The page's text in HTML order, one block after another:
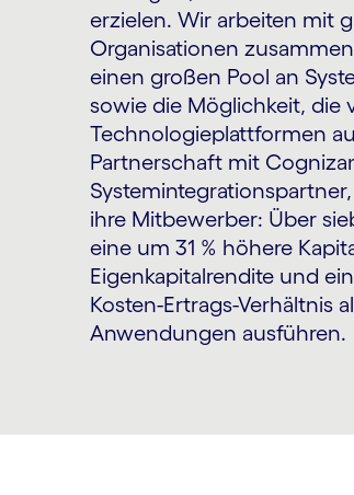
erzielen. Wir arbeiten mit
Organisationen
einen großen Pool an
sowie die Möglichkeit, die
Technologieplattformen
Partnerschaft mit
ihre Mitbewerber: Über
eine um 31 % höhere
Eigenkapitalrendite und
Kosten-Ertrags-Verhältnis
Anwendungen ausführen.